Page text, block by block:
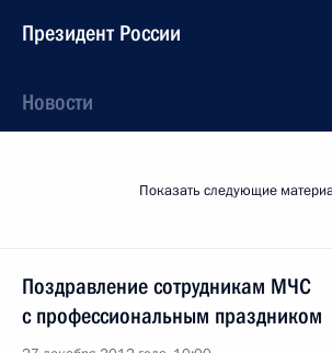
Президент России
Новости
Показать следующие
Поздравление сотрудникам МЧС
с профессиональным праздником